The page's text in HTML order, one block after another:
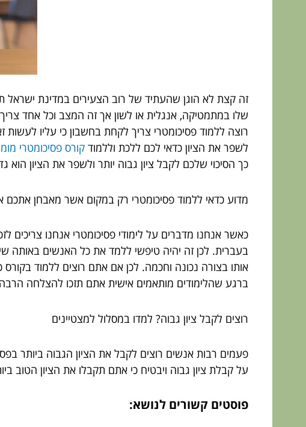
זה קצת לא הוגן שהעתיד של רוב הצעירים במדינת ישראל
שלו במתמטיקה, אנגלית או לשון אך זה המצב וכל אחד
רוצה ללמוד פסיכומטרי צריך לקחת בחשבון כי עליו
לשפר את הציון כדאי לכם ללכת וללמוד קורס פסיכומטרי
כך הסיכוי שלכם לקבל ציון גבוה יותר ולשפר את הציון הוא
מדוע כדאי ללמוד פסיכומטרי רק במקום אשר מאבחן אתכם
כאשר אנחנו מדברים על לימודי פסיכומטרי אנחנו צריכים
בעברית. לכן זה יהיה טיפשי ללמד את כל האנשים באותה
אותו בצורה נכונה וחכמה. לכן אם אתם רוצים ללמוד
ברגע שהלימודים מותאמים אישית אתם תזכו להצלחה הרבה
רוצים לקבל ציון גבוה? למדו במסלול למצטיינים
פעמים רבות אנשים רוצים לקבל את הציון הגבוה ביותר
על קבלת ציון גבוה ויבטיח כי אתם תקבלו את הציון הטוב
פוסטים קשורים לנושא: